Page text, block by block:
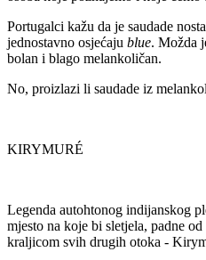
Portugalci kažu da je saudade
jednostavno osjećaju blue. Možda
bolan i blago melankoličan.
No, proizlazi li saudade iz
KIRYMURÉ
Legenda autohtonog indijanskog
mjesto na koje bi sletjela, padne
kraljicom svih drugih otoka -